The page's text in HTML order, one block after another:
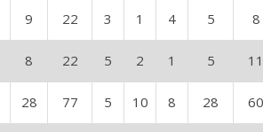
9 22 3 1 4 5 8
8 22 5 2 1 5 11
28 77 5 10 8 28 60